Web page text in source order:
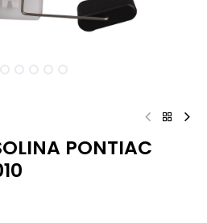
PONTIAC